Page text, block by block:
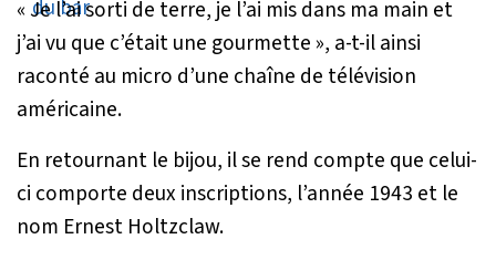
« Je l’ai sorti de terre, je l’ai mis dans ma main et
j’ai vu que c’était une gourmette », a-t-il ainsi
raconté au micro d’une chaîne de télévision
américaine.
En retournant le bijou, il se rend compte que celui-
ci comporte deux inscriptions, l’année 1943 et le
nom Ernest Holtzclaw.